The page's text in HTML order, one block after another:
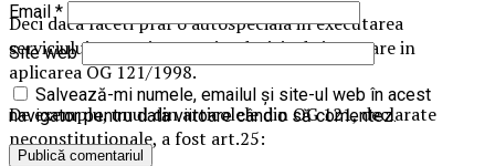
Deci daca faceti praf o autospeciala in executarea
serviciului, nu mai pot emite decizie de imputare in
aplicarea OG 121/1998.
De exemplu, unul din articolele din OG 121, declarate
neconstitutionale, a fost art.25:
Email*
Site web
Salvează-mi numele, emailul și site-ul web în acest
navigator pentru data viitoare când o să comentez.